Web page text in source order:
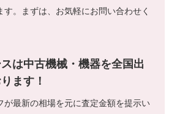
す。まずは、お気軽にお問い合わせく
は中古機械・機器を全国出
ます！
が最新の相場を元に査定金額を提示い